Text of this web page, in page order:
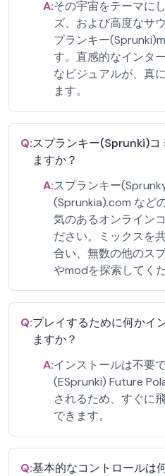
A:その宇宙をテーマに
ズ、および高度なサ
プランキー
す。直感的なインタ
なビジュアルが、真
ます。
Q:スプランキー(Sprunki)コ
ますか？
A:スプランキー
(Sprunkia).com など
気のあるオンライン
ださい。ミックスを
合い、無数の他のス
やmodを探索してく
Q:プレイするために何かイ
ますか？
A:インストールは不要
(ESprunki) Future
されるため、すぐに
できます。
Q:基本的なコントロールは